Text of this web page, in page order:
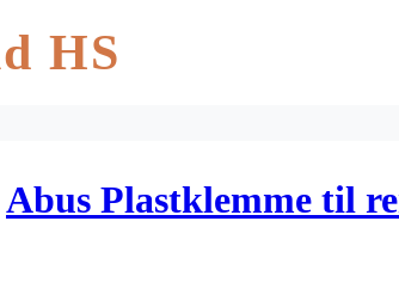
HS
Abus Plastklemme til